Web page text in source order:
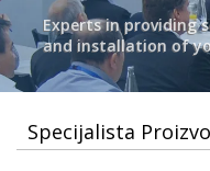
Experts in providing
and installation of
Specijalista